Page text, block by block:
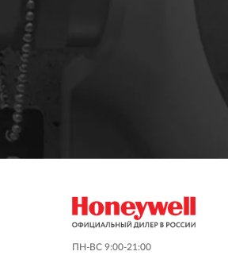
ПН-ВС 9:00-21:00